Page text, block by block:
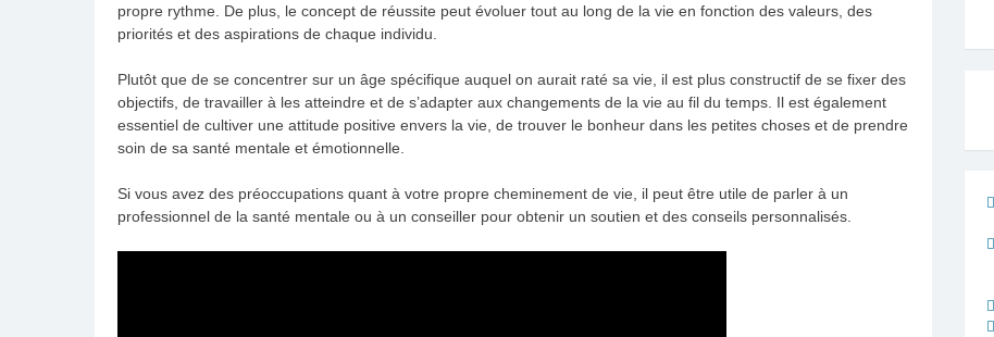
propre rythme. De plus, le concept de réussite peut évoluer tout au long de la vie en fonction des valeurs, des
priorités et des aspirations de chaque individu.
Plutôt que de se concentrer sur un âge spécifique auquel on aurait raté sa vie, il est plus constructif de se fixer des
objectifs, de travailler à les atteindre et de s’adapter aux changements de la vie au fil du temps. Il est également
essentiel de cultiver une attitude positive envers la vie, de trouver le bonheur dans les petites choses et de prendre
soin de sa santé mentale et émotionnelle.
Si vous avez des préoccupations quant à votre propre cheminement de vie, il peut être utile de parler à un
professionnel de la santé mentale ou à un conseiller pour obtenir un soutien et des conseils personnalisés.